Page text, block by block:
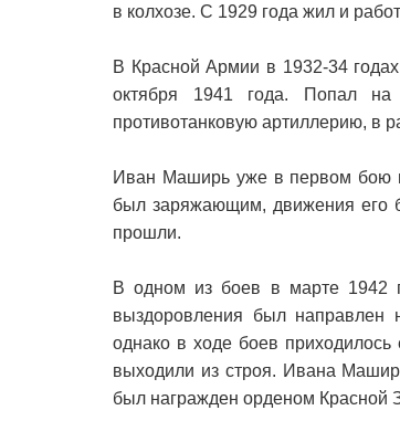
в колхозе. С 1929 года жил и
В Красной Армии в 1932-34
октября 1941 года. Попал на
противотанковую артиллерию, в
Иван Маширь уже в первом бою
был заряжающим, движения его
прошли.
В одном из боев в марте 1942
выздоровления был направлен
однако в ходе боев
выходили из строя. Ивана
был награжден орденом Красной